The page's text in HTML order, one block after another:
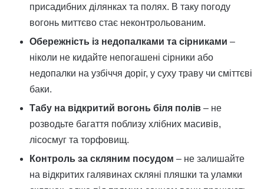
присадибних ділянках та полях. В таку погоду
вогонь миттєво стає неконтрольованим.
Обережність із недопалками та сірниками –
ніколи не кидайте непогашені сірники або
недопалки на узбіччя доріг, у суху траву чи сміттєві
баки.
Табу на відкритий вогонь біля полів – не
розводьте багаття поблизу хлібних масивів,
лісосмуг та торфовищ.
Контроль за скляним посудом – не залишайте
на відкритих галявинах скляні пляшки та уламки